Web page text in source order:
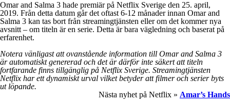
Omar and Salma 3 hade premiär på Netflix Sverige den 25. april,
2019. Från detta datum går det oftast 6-12 månader innan Omar and
Salma 3 kan tas bort från streamingtjänsten eller om det kommer nya
avsnitt – om titeln är en serie. Detta är bara vägledning och baserat på
erfarenhet.
Notera vänligast att ovanstående information till Omar and Salma 3
är automatiskt genererad och det är därför inte säkert att titeln
fortfarande finns tillgänglig på Netflix Sverige. Streamingtjänsten
Netflix har ett dynamiskt urval vilket betyder att filmer och serier byts
ut löpande.
Nästa nyhet på Netflix » Amar’s Hands